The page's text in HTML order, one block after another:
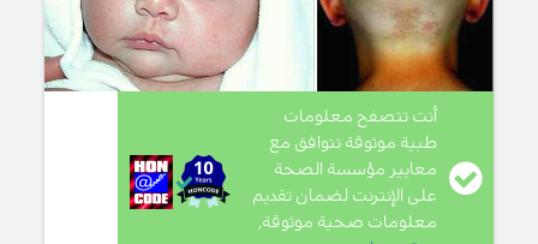
أنت تتصفح معلومات
طبية موثوقة تتوافق مع
معايير مؤسسة الصحة
على الإنترنت لضمان تقديم
معلومات صحية موثوقة,